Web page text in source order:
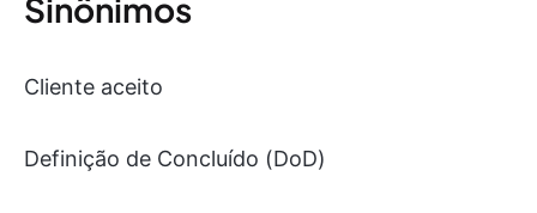
Sinônimos
Cliente aceito
Definição de Concluído (DoD)